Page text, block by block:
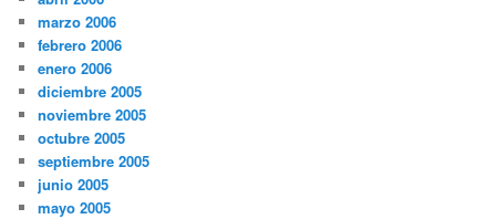
marzo 2006
febrero 2006
enero 2006
diciembre 2005
noviembre 2005
octubre 2005
septiembre 2005
junio 2005
mayo 2005